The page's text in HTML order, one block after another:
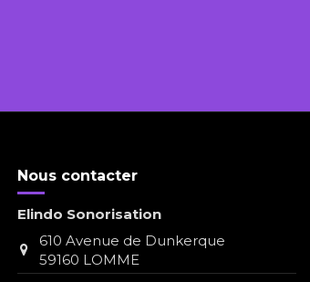
Nous contacter
Elindo Sonorisation
610 Avenue de Dunkerque
59160 LOMME